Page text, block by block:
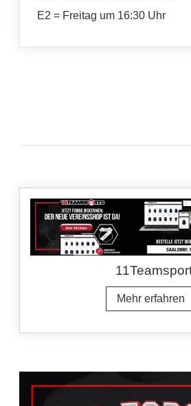
E2 = Freitag um 16:30 Uhr
Mehr erfahren